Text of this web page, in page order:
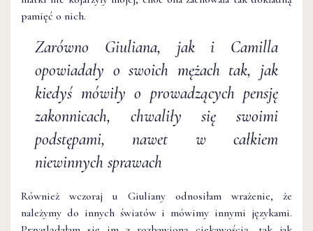
pamięć o nich.
Zarówno Giuliana, jak i Camilla
opowiadały o swo­ich mężach tak, jak
kiedyś mówiły o prowadzących pensję
zakonnicach, chwaliły się swoimi
podstępami, nawet w cał­kiem
niewinnych sprawach
Również wczoraj u Giuliany odnosiłam wrażenie, że
należymy do innych światów i mówimy innymi językami.